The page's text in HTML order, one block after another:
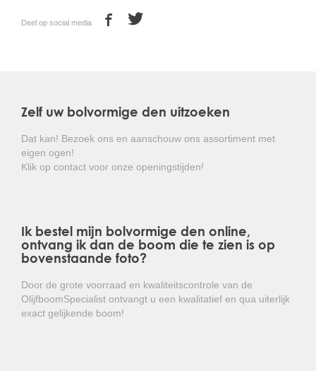
vergt!
Deel op social media
Zelf uw bolvormige den uitzoeken
Dat kan! Bezoek ons en aanschouw ons assortiment met
eigen ogen!
Klik op contact voor onze openingstijden!
Ik bestel mijn bolvormige den online,
ontvang ik dan de boom die te zien is op
bovenstaande foto?
Door de grote voorraad en kwaliteitscontrole van de
OlijfboomSpecialist ontvangt u een kwalitatief en qua uiterlijk
exact gelijkende boom!